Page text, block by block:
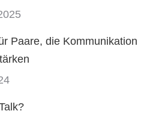
Paare, die Kommunikation